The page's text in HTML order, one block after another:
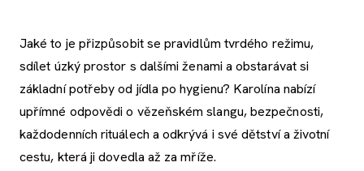
Jaké to je přizpůsobit se pravidlům tvrdého režimu,
sdílet úzký prostor s dalšími ženami a obstarávat si
základní potřeby od jídla po hygienu? Karolína nabízí
upřímné odpovědi o vězeňském slangu, bezpečnosti,
každodenních rituálech a odkrývá i své dětství a životní
cestu, která ji dovedla až za mříže.